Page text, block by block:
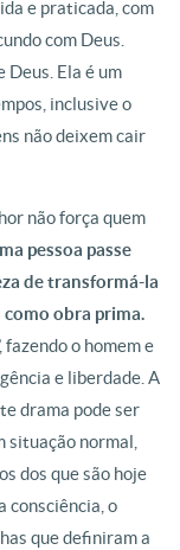
e praticada, com
com Deus.
Deus. Ela é um
inclusive o
não deixem cair
não força quem
pessoa passe
de transformá-la
obra prima.
o homem e
e liberdade. A
drama pode ser
situação normal,
dos que são hoje
consciência, o
que definiram a